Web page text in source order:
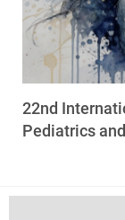
22nd
Pediatrics